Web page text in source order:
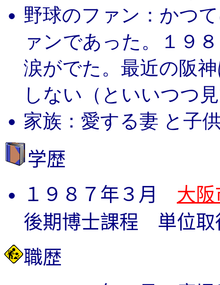
野球のファン：かつ
ァンであった。１９
涙がでた。最近の阪
しない（といいつつ
家族：愛する妻 と子
学歴
１９８７年３月 大
後期博士課程 単位取
職歴